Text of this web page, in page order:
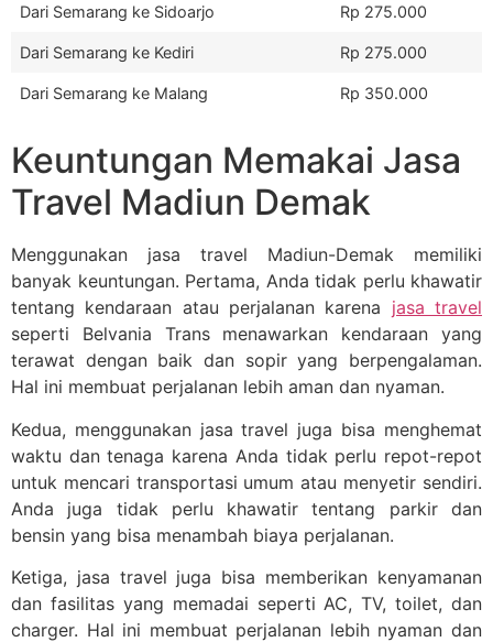
Dari Semarang ke Sidoarjo Rp 275.000
Dari Semarang ke Kediri Rp 275.000
Dari Semarang ke Malang Rp 350.000
Keuntungan Memakai Jasa
Travel Madiun Demak
Menggunakan jasa travel Madiun-Demak memiliki
banyak keuntungan. Pertama, Anda tidak perlu khawatir
tentang kendaraan atau perjalanan karena jasa travel
seperti Belvania Trans menawarkan kendaraan yang
terawat dengan baik dan sopir yang berpengalaman.
Hal ini membuat perjalanan lebih aman dan nyaman.
Kedua, menggunakan jasa travel juga bisa menghemat
waktu dan tenaga karena Anda tidak perlu repot-repot
untuk mencari transportasi umum atau menyetir sendiri.
Anda juga tidak perlu khawatir tentang parkir dan
bensin yang bisa menambah biaya perjalanan.
Ketiga, jasa travel juga bisa memberikan kenyamanan
dan fasilitas yang memadai seperti AC, TV, toilet, dan
charger. Hal ini membuat perjalanan lebih nyaman dan